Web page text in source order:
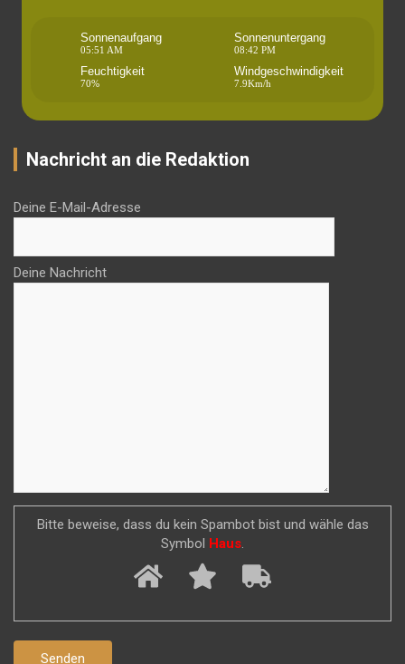
Sonnenaufgang
05:51 AM
Sonnenuntergang
08:42 PM
Feuchtigkeit
70%
Windgeschwindigkeit
7.9Km/h
Nachricht an die Redaktion
Deine E-Mail-Adresse
Deine Nachricht
Bitte beweise, dass du kein Spambot bist und wähle das
Symbol
Haus.